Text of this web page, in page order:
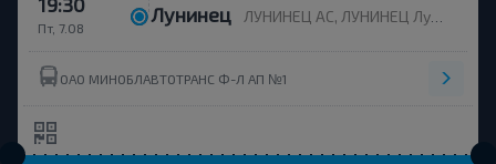
Пт, 7.08
Лунинец ЛУНИНЕЦ АС, ЛУНИНЕЦ Лунинецкий р-н БРЕСТСКАЯ ОБЛ. Беларусь
ОАО МИНОБЛАВТОТРАНС Ф-Л АП №1